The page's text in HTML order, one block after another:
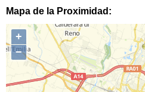
Mapa de la Proximidad:
+
−